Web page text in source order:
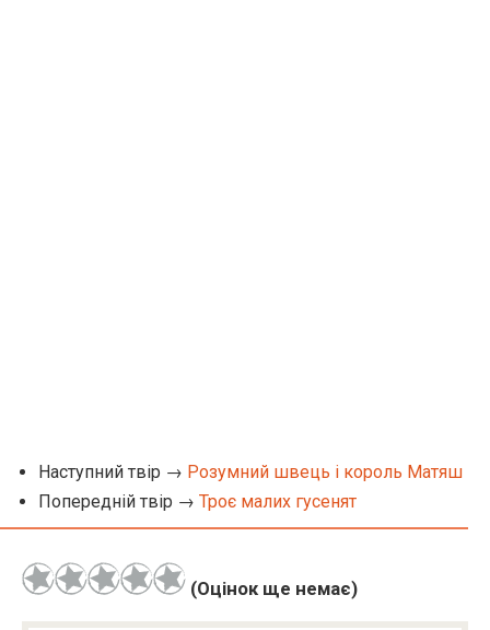
Наступний твір → Розумний швець і король Матяш
Попередній твір → Троє малих гусенят
(Оцінок ще немає)